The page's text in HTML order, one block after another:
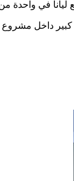
ليانا في واحدة
كبير داخل